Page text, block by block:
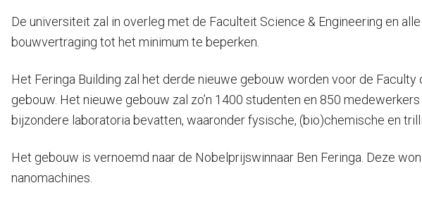
De universiteit zal in overleg met de Faculteit Science & Engineering en
bouwvertraging tot het minimum te beperken.
Het Feringa Building zal het derde nieuwe gebouw worden voor de
gebouw. Het nieuwe gebouw zal zo’n 1400 studenten en 850
bijzondere laboratoria bevatten, waaronder fysische, (bio)chemische en
Het gebouw is vernoemd naar de Nobelprijswinnaar Ben Feringa. Deze
nanomachines.